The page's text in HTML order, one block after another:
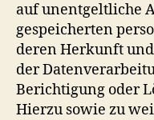
auf unentgeltliche
gespeicherten
deren Herkunft
der
Berichtigung oder
Hierzu sowie zu